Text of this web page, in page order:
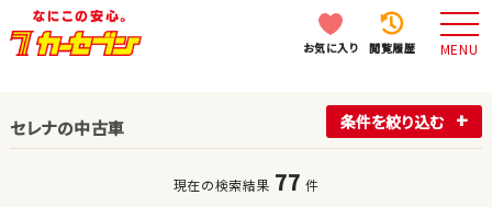
お気に入り 閲覧履歴 MENU
セレナの中古車 条件を絞り込む
現在の検索結果 77 件